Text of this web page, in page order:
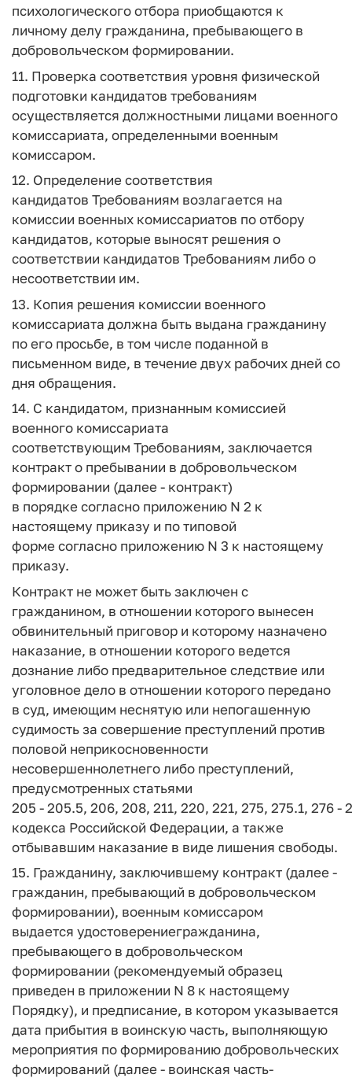
психологического отбора приобщаются к
личному делу гражданина, пребывающего в
добровольческом формировании.
11. Проверка соответствия уровня физической
подготовки кандидатов требованиям
осуществляется должностными лицами военного
комиссариата, определенными военным
комиссаром.
12. Определение соответствия
кандидатов Требованиям возлагается на
комиссии военных комиссариатов по отбору
кандидатов, которые выносят решения о
соответствии кандидатов Требованиям либо о
несоответствии им.
13. Копия решения комиссии военного
комиссариата должна быть выдана гражданину
по его просьбе, в том числе поданной в
письменном виде, в течение двух рабочих дней со
дня обращения.
14. С кандидатом, признанным комиссией
военного комиссариата
соответствующим Требованиям, заключается
контракт о пребывании в добровольческом
формировании (далее - контракт)
в порядке согласно приложению N 2 к
настоящему приказу и по типовой
форме согласно приложению N 3 к настоящему
приказу.
Контракт не может быть заключен с
гражданином, в отношении которого вынесен
обвинительный приговор и которому назначено
наказание, в отношении которого ведется
дознание либо предварительное следствие или
уголовное дело в отношении которого передано
в суд, имеющим неснятую или непогашенную
судимость за совершение преступлений против
половой неприкосновенности
несовершеннолетнего либо преступлений,
предусмотренных статьями
205 - 205.5, 206, 208, 211, 220, 221, 275, 275.1, 276 -
кодекса Российской Федерации, а также
отбывавшим наказание в виде лишения свободы.
15. Гражданину, заключившему контракт (далее -
гражданин, пребывающий в добровольческом
формировании), военным комиссаром
выдается удостоверениегражданина,
пребывающего в добровольческом
формировании (рекомендуемый образец
приведен в приложении N 8 к настоящему
Порядку), и предписание, в котором указывается
дата прибытия в воинскую часть, выполняющую
мероприятия по формированию добровольческих
формирований (далее - воинская часть-